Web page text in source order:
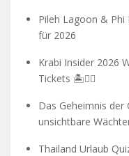
Pileh Lagoon & Phi
für 2026
Krabi Insider 2026
Tickets 🏝️🧗‍♂️
Das Geheimnis der
unsichtbare
Thailand Urlaub